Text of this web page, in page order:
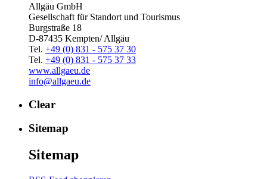
Allgäu GmbH
Gesellschaft für Standort und Tourismus
Burgstraße 18
D-87435 Kempten/ Allgäu
Tel. +49 (0) 831 - 575 37 30
Tel. +49 (0) 831 - 575 37 33
www.allgaeu.de
info@allgaeu.de
Clear
Sitemap
Sitemap